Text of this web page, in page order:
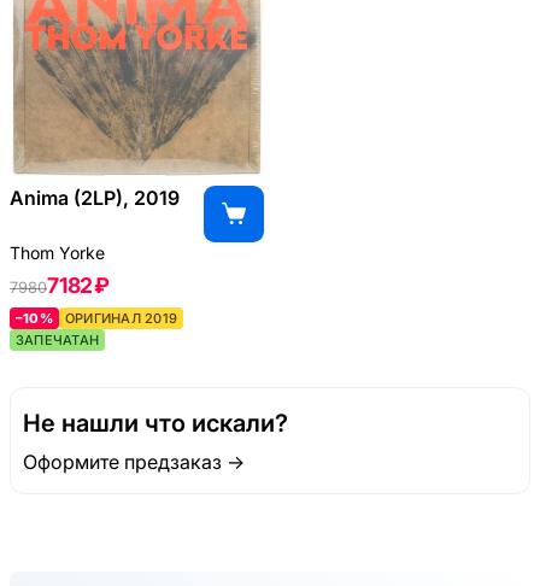
Anima (2LP), 2019
Thom Yorke
79807182 ₽
–10%
ОРИГИНАЛ 2019
ЗАПЕЧАТАН
Не нашли что искали?
Оформите предзаказ →